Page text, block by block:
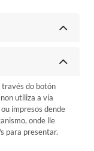
do botón
utiliza a vía
impresos dende
onde lle
para presentar.